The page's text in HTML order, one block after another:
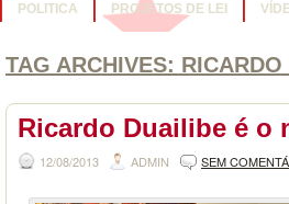
POLITICA PROJETOS DE LEI
TAG ARCHIVES:
Ricardo Duailibe é o
12/08/2013 ADMIN SEM